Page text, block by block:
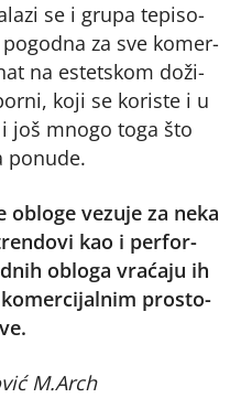
se i gru­pa te­pi­so­
za sve ko­mer­
na estet­skom do­ži­
ko­ji se ko­ri­ste i u
još mno­go to­ga što
po­nu­de.
ve­zu­je za ne­ka
kao i per­for­
oblo­ga vra­ća­ju ih
ko­mer­ci­jal­nim pro­sto­
M.Arch